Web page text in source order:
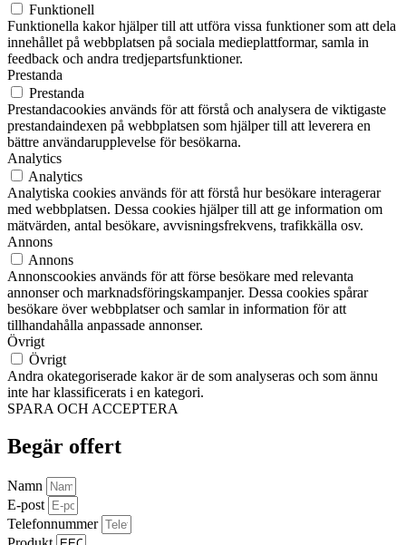
Funktionell
Funktionella kakor hjälper till att utföra vissa funktioner som att dela
innehållet på webbplatsen på sociala medieplattformar, samla in
feedback och andra tredjepartsfunktioner.
Prestanda
Prestanda
Prestandacookies används för att förstå och analysera de viktigaste
prestandaindexen på webbplatsen som hjälper till att leverera en
bättre användarupplevelse för besökarna.
Analytics
Analytics
Analytiska cookies används för att förstå hur besökare interagerar
med webbplatsen. Dessa cookies hjälper till att ge information om
mätvärden, antal besökare, avvisningsfrekvens, trafikkälla osv.
Annons
Annons
Annonscookies används för att förse besökare med relevanta
annonser och marknadsföringskampanjer. Dessa cookies spårar
besökare över webbplatser och samlar in information för att
tillhandahålla anpassade annonser.
Övrigt
Övrigt
Andra okategoriserade kakor är de som analyseras och som ännu
inte har klassificerats i en kategori.
SPARA OCH ACCEPTERA
Begär offert
Namn
E-post
Telefonnummer